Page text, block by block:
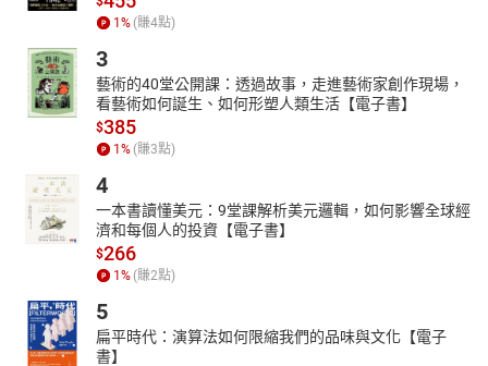
1% (賺4點)
3
藝術的40堂公開課：透過故事，走進藝術家創作現場，
看藝術如何誕生、如何形塑人類生活【電子書】
$385
1% (賺3點)
4
一本書讀懂美元：9堂課解析美元邏輯，如何影響全球經
濟和每個人的投資【電子書】
$266
1% (賺2點)
5
扁平時代：演算法如何限縮我們的品味與文化【電子
書】